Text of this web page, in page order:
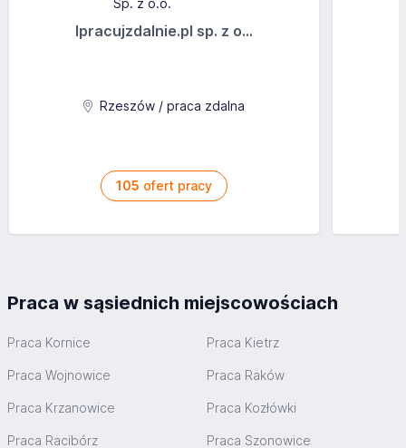
Ipracujzdalnie.pl sp. z o...
Rzeszów / praca zdalna
105 ofert pracy
Praca w sąsiednich miejscowościach
Praca Kornice Praca Kietrz
Praca Wojnowice Praca Raków
Praca Krzanowice Praca Kozłówki
Praca Racibórz Praca Szonowice